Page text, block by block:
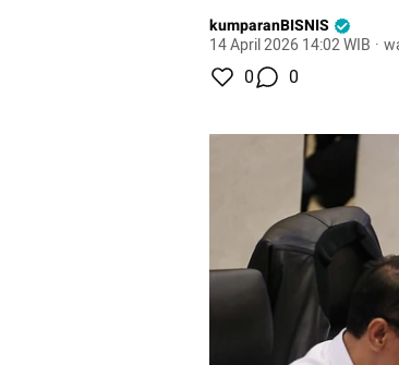
kumparanBISNIS
14 April 2026 14:02 WIB ·
0 0